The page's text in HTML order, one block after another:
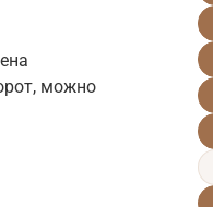
можно